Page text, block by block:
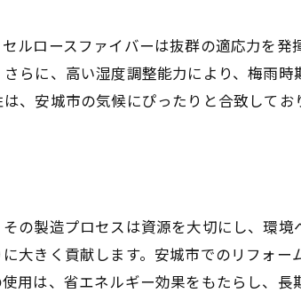
イバーの利点
ルロースファイバーは抜群の適応力を発
らに、高い湿度調整能力により、梅雨時
、安城市の気候にぴったりと合致してお
の製造プロセスは資源を大切にし、環境
大きく貢献します。安城市でのリフォー
用は、省エネルギー効果をもたらし、長